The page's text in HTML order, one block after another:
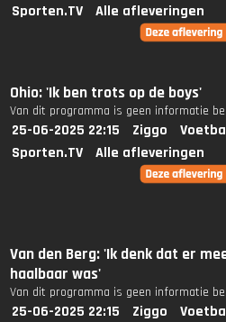
Sporten.TV
Alle afleveringen
Ohio: 'Ik ben trots op de boys'
Van dit programma is geen informatie
25-06-2025 22:15 Ziggo
Sporten.TV
Alle afleveringen
Van den Berg: 'Ik denk dat er
haalbaar was'
Van dit programma is geen informatie
25-06-2025 22:15 Ziggo